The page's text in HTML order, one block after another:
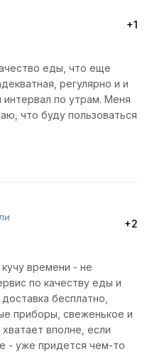
+1
еды, что еще
регулярно и и
интервал по утрам. Меня
что буду пользоваться
+2
времени - не
по качеству еды и
бесплатно,
приборы, свеженькое и
вполне, если
- уже придется чем-то